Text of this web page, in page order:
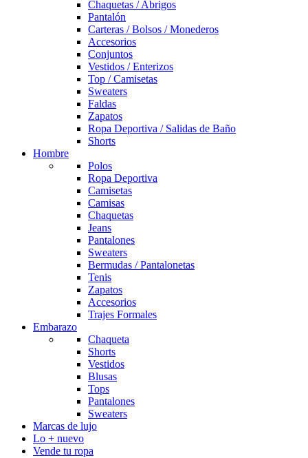
Chaquetas / Abrigos
Pantalón
Carteras / Bolsos / Monederos
Accesorios
Conjuntos
Vestidos / Enterizos
Top / Camisetas
Sweaters
Faldas
Zapatos
Ropa Deportiva / Salidas de Baño
Shorts
Hombre
Polos
Ropa Deportiva
Camisetas
Camisas
Chaquetas
Jeans
Pantalones
Sweaters
Bermudas / Pantalonetas
Tenis
Zapatos
Accesorios
Trajes Formales
Embarazo
Chaqueta
Shorts
Vestidos
Blusas
Tops
Pantalones
Sweaters
Marcas de lujo
Lo + nuevo
Vende tu ropa